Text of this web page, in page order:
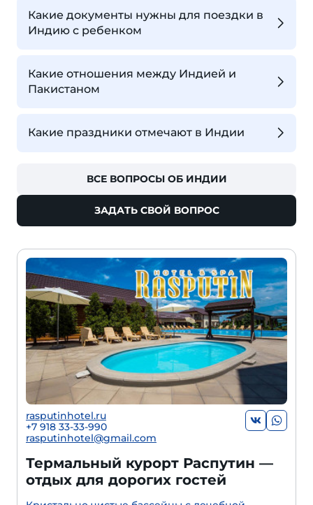
Какие документы нужны для поездки в
Индию с ребенком
Какие отношения между Индией и
Пакистаном
Какие праздники отмечают в Индии
ВСЕ ВОПРОСЫ ОБ ИНДИИ
ЗАДАТЬ СВОЙ ВОПРОС
rasputinhotel.ru
+7 918 33-33-990
rasputinhotel@gmail.com
Термальный курорт Распутин —
отдых для дорогих гостей